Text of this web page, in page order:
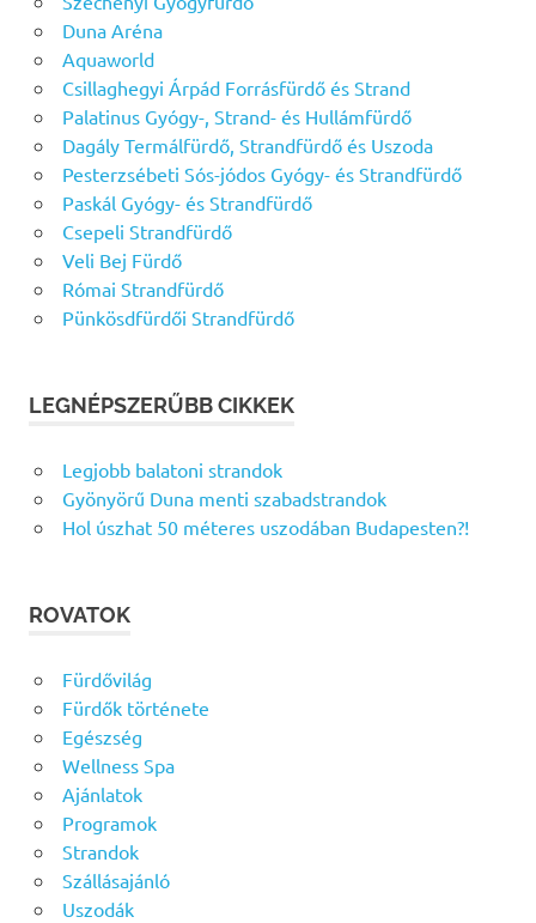
Duna Aréna
Aquaworld
Csillaghegyi Árpád Forrásfürdő és Strand
Palatinus Gyógy-, Strand- és Hullámfürdő
Dagály Termálfürdő, Strandfürdő és Uszoda
Pesterzsébeti Sós-jódos Gyógy- és Strandfürdő
Paskál Gyógy- és Strandfürdő
Csepeli Strandfürdő
Veli Bej Fürdő
Római Strandfürdő
Pünkösdfürdői Strandfürdő
LEGNÉPSZERŰBB CIKKEK
Legjobb balatoni strandok
Gyönyörű Duna menti szabadstrandok
Hol úszhat 50 méteres uszodában Budapesten?!
ROVATOK
Fürdővilág
Fürdők története
Egészség
Wellness Spa
Ajánlatok
Programok
Strandok
Szállásajánló
Uszodák